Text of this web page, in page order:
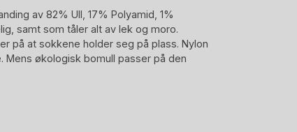
av 82% Ull, 17% Polyamid, 1%
samt som tåler alt av lek og moro.
på at sokkene holder seg på plass. Nylon
økologisk bomull passer på den